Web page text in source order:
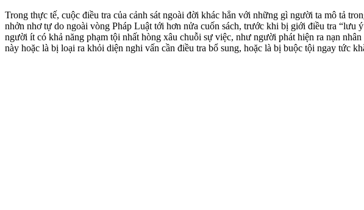
Trong thực tế, cuộc điều tra của cảnh sát ngoài đời khác hẳn với những gì người ta mô tả
nhởn nhơ tự do ngoài vòng Pháp Luật tới hơn nửa cuốn sách, trước khi bị giới điều tra
người ít có khả năng phạm tội nhất hòng xâu chuỗi sự việc, như người phát hiện ra nạn
này hoặc là bị loại ra khỏi diện nghi vấn cần điều tra bổ sung, hoặc là bị buộc tội ngay tức